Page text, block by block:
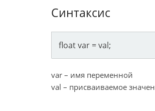
Синтаксис
float var = val;
var – имя переменной
val – присваиваемое